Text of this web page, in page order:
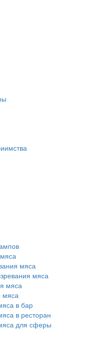
мяса
мяса
мяса
мяса
в бар
в ресторан
для сферы